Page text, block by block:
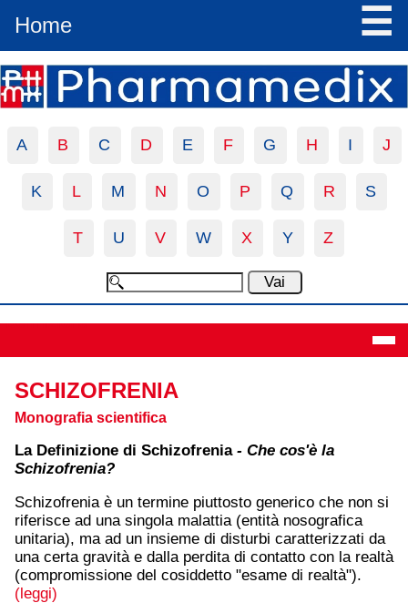
Home ☰
A B C D E F G H I J
K L M N O P Q R S
T U V W X Y Z
Definizione
SCHIZOFRENIA
Monografia scientifica
La Definizione di Schizofrenia - Che cos'è la
Schizofrenia?
Schizofrenia è un termine piuttosto generico che non si
riferisce ad una singola malattia (entità nosografica
unitaria), ma ad un insieme di disturbi caratterizzati da
una certa gravità e dalla perdita di contatto con la realtà
(compromissione del cosiddetto "esame di realtà").
(leggi)